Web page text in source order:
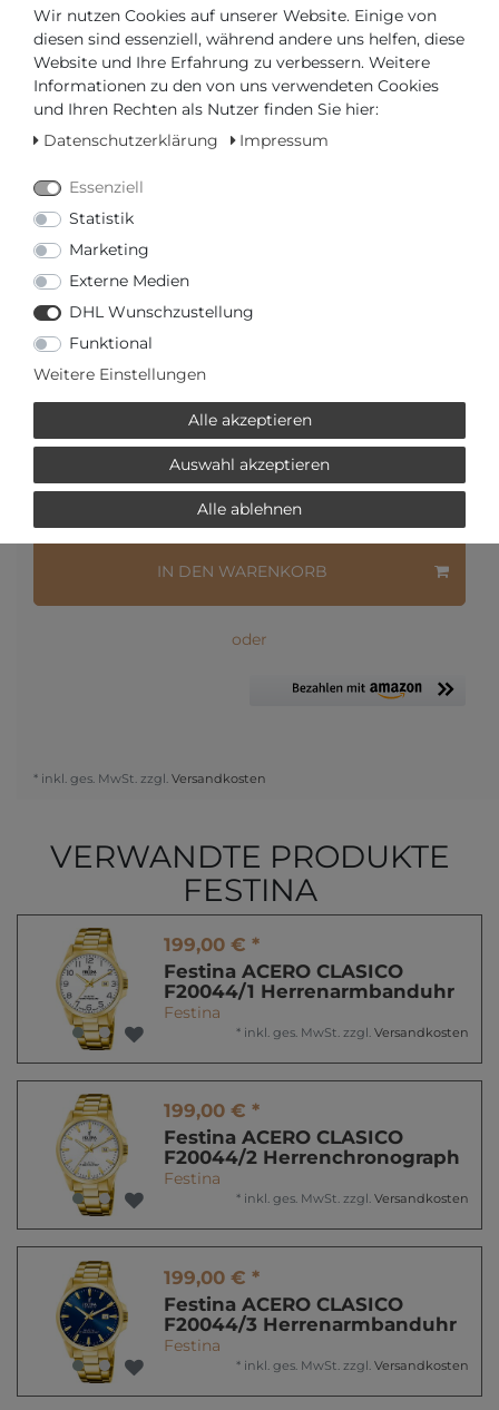
AUTORISIERTER HÄNDLER
Ihr Preis bei3% Skonto
115,43 € *
Frage zum Artikel
IN DEN WARENKORB
oder
* inkl. ges. MwSt. zzgl. Versandkosten
VERWANDTE PRODUKTE
FESTINA
199,00 € *
Festina ACERO CLASICO
F20044/1 Herrenarmbanduhr
Festina
* inkl. ges. MwSt. zzgl. Versandkosten
199,00 € *
Festina ACERO CLASICO
F20044/2 Herrenchronograph
Festina
* inkl. ges. MwSt. zzgl. Versandkosten
199,00 € *
Festina ACERO CLASICO
F20044/3 Herrenarmbanduhr
Festina
* inkl. ges. MwSt. zzgl. Versandkosten
Wir nutzen Cookies auf unserer Website. Einige von
diesen sind essenziell, während andere uns helfen, diese
Website und Ihre Erfahrung zu verbessern. Weitere
Informationen zu den von uns verwendeten Cookies
und Ihren Rechten als Nutzer finden Sie hier:
Datenschutzerklärung
Impressum
Essenziell
Statistik
Marketing
Externe Medien
DHL Wunschzustellung
Funktional
Weitere Einstellungen
Alle akzeptieren
Auswahl akzeptieren
Alle ablehnen